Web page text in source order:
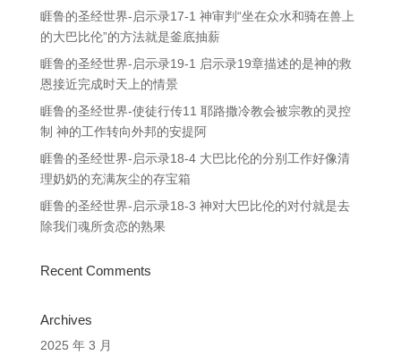
睚鲁的圣经世界-启示录17-1 神审判“坐在众水和骑在兽上
的大巴比伦”的方法就是釜底抽薪
睚鲁的圣经世界-启示录19-1 启示录19章描述的是神的救
恩接近完成时天上的情景
睚鲁的圣经世界-使徒行传11 耶路撒冷教会被宗教的灵控
制 神的工作转向外邦的安提阿
睚鲁的圣经世界-启示录18-4 大巴比伦的分别工作好像清
理奶奶的充满灰尘的存宝箱
睚鲁的圣经世界-启示录18-3 神对大巴比伦的对付就是去
除我们魂所贪恋的熟果
Recent Comments
Archives
2025 年 3 月